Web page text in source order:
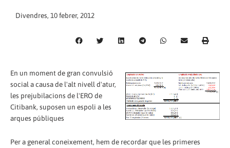
Divendres, 10 febrer, 2012
En un moment de gran convulsió
social a causa de l'alt nivell d'atur,
les prejubilacions de l'ERO de
Citibank, suposen un espoli a les
arques públiques
Per a general coneixement, hem de recordar que les primeres